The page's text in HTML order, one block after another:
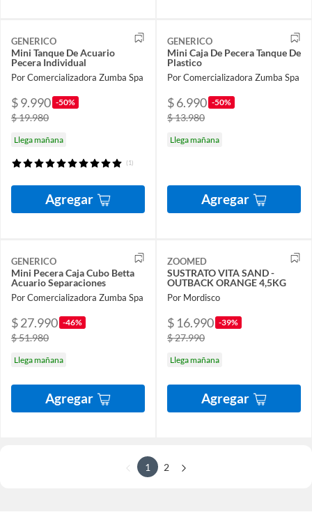
GENERICO
Mini Tanque De Acuario
Pecera Individual
Por Comercializadora Zumba Spa
$ 9.990 -50%
$ 19.980
Llega mañana
(1)
Agregar
GENERICO
Mini Caja De Pecera Tanque De
Plastico
Por Comercializadora Zumba Spa
$ 6.990 -50%
$ 13.980
Llega mañana
Agregar
GENERICO
Mini Pecera Caja Cubo Betta
Acuario Separaciones
Por Comercializadora Zumba Spa
$ 27.990 -46%
$ 51.980
Llega mañana
Agregar
ZOOMED
SUSTRATO VITA SAND -
OUTBACK ORANGE 4,5KG
Por Mordisco
$ 16.990 -39%
$ 27.990
Llega mañana
Agregar
1 2